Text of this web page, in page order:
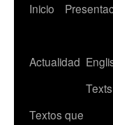
Inicio
Actualidad
Texts
Textos que